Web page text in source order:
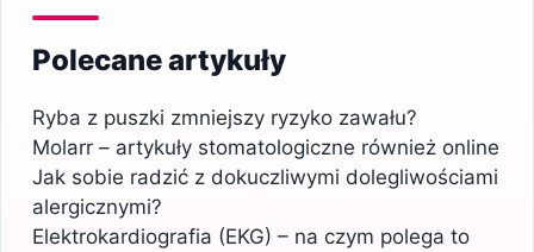
Polecane artykuły
Ryba z puszki zmniejszy ryzyko zawału?
Molarr – artykuły stomatologiczne również online
Jak sobie radzić z dokuczliwymi dolegliwościami
alergicznymi?
Elektrokardiografia (EKG) – na czym polega to